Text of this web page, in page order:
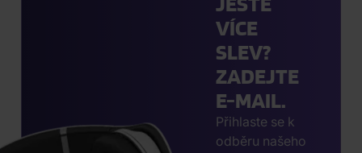
VÍCE
SLEV?
ZADEJTE
E-MAIL.
Přihlaste se k
odběru našeho